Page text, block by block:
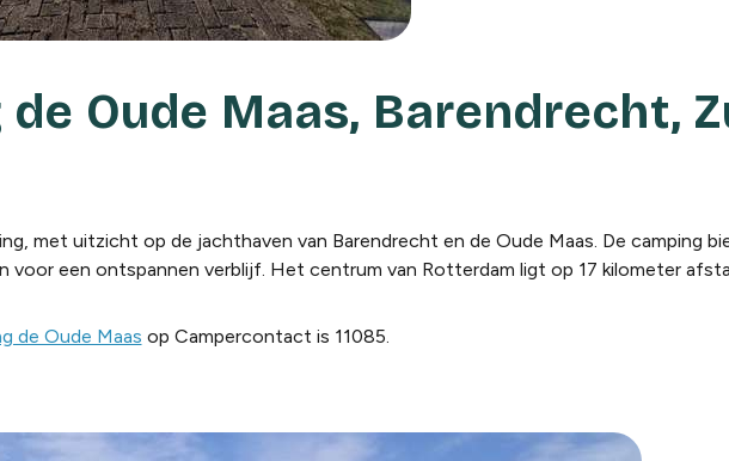
de Oude Maas, Barendrecht,
met uitzicht op de jachthaven van Barendrecht en de Oude Maas. De camping
voor een ontspannen verblijf. Het centrum van Rotterdam ligt op 17 kilometer
de Oude Maas op Campercontact is 11085.